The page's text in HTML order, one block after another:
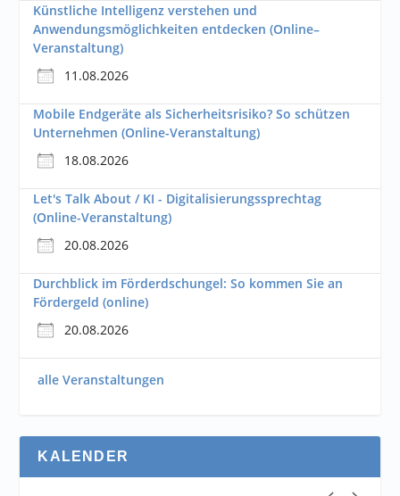
Künstliche Intelligenz verstehen und
Anwendungsmöglichkeiten entdecken (Online–
Veranstaltung)
11.08.2026
Mobile Endgeräte als Sicherheitsrisiko? So schützen
Unternehmen (Online-Veranstaltung)
18.08.2026
Let's Talk About / KI - Digitalisierungssprechtag
(Online-Veranstaltung)
20.08.2026
Durchblick im Förderdschungel: So kommen Sie an
Fördergeld (online)
20.08.2026
alle Veranstaltungen
KALENDER